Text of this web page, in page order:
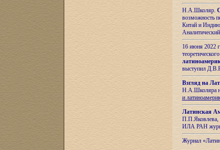
Н.А.Школяр.
возможность
Китай и
16 июня 2022
выступил
Взгляд на
Н.А.Школяра
и
Латинская
П.П.Яковлева,
ИЛА РАН
Журнал